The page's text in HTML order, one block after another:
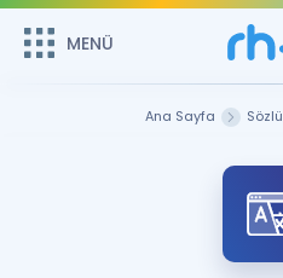
MENÜ
Sepetin
Remzi Hoca ile seni sınava
MENÜ
Ana Sayfa